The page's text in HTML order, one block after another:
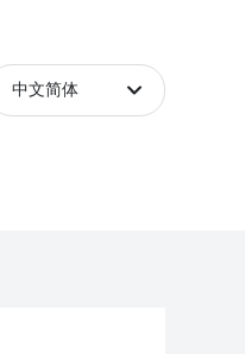
中文简体